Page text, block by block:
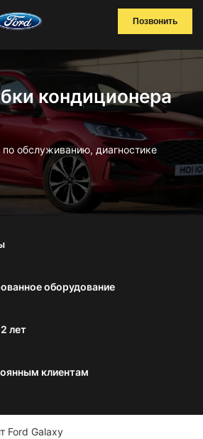
Позвонить
кондиционера
обслуживанию, диагностике
оборудование
лет
клиентам
Ford Galaxy